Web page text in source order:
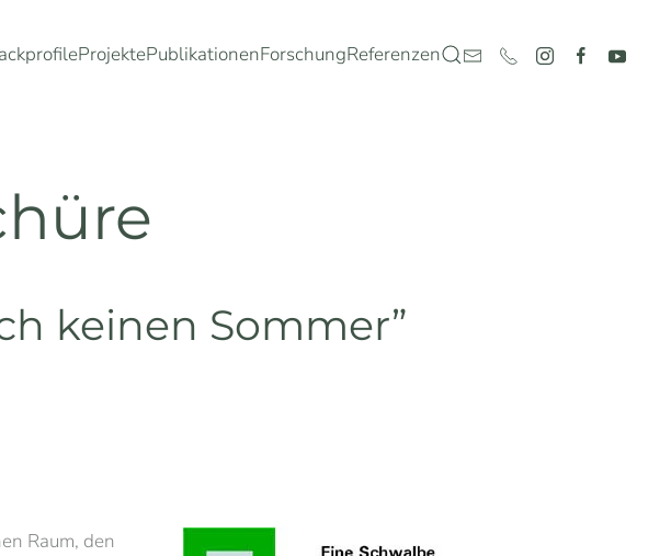
ProjektePublikationenForschungReferenzen
keinen Sommer”
Raum, den